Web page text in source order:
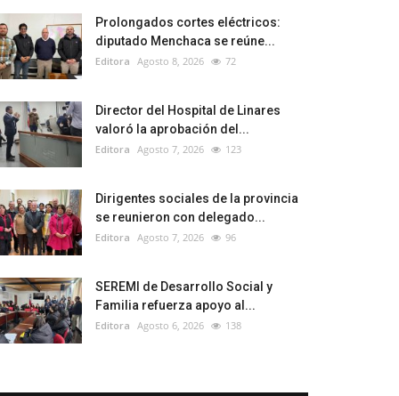
Prolongados cortes eléctricos:
diputado Menchaca se reúne...
Editora Agosto 8, 2026 72
Director del Hospital de Linares
valoró la aprobación del...
Editora Agosto 7, 2026 123
Dirigentes sociales de la provincia
se reunieron con delegado...
Editora Agosto 7, 2026 96
SEREMI de Desarrollo Social y
Familia refuerza apoyo al...
Editora Agosto 6, 2026 138